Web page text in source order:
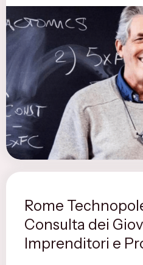
Rome
Consulta dei
Imprenditori e